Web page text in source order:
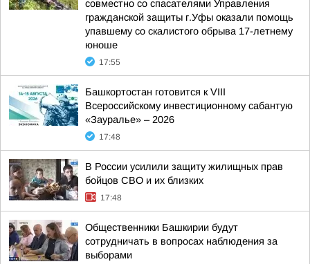
совместно со спасателями Управления
гражданской защиты г.Уфы оказали помощь
упавшему со скалистого обрыва 17-летнему
юноше
17:55
Башкортостан готовится к VIII
Всероссийскому инвестиционному сабантую
«Зауралье» – 2026
17:48
В России усилили защиту жилищных прав
бойцов СВО и их близких
17:48
Общественники Башкирии будут
сотрудничать в вопросах наблюдения за
выборами